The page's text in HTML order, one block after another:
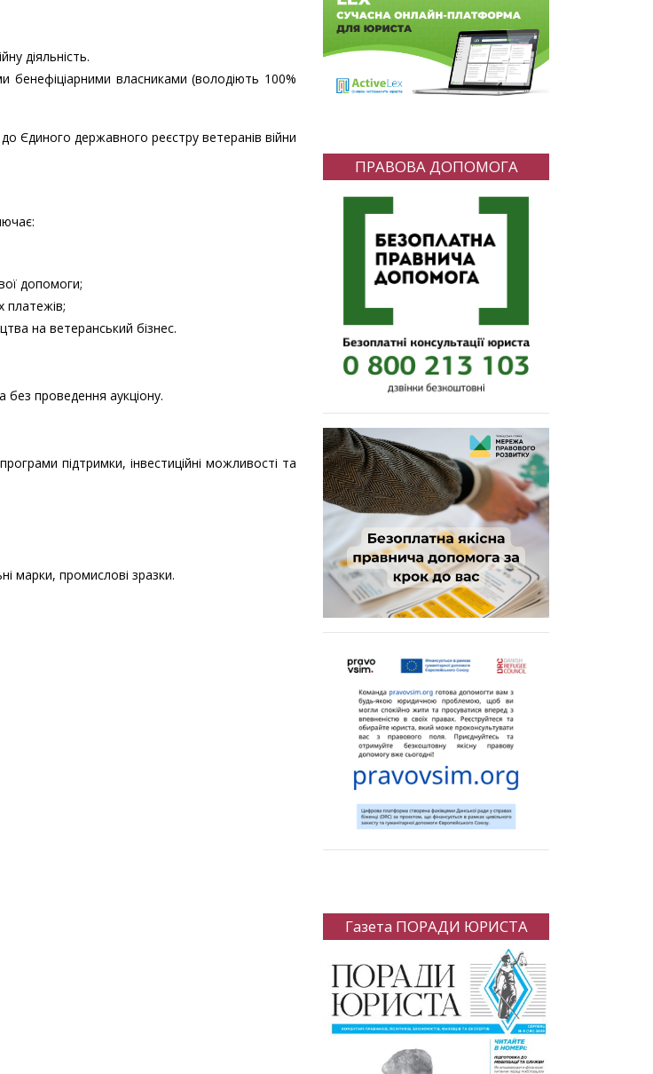
діяльність.
бенефіціарними власниками (володіють 100%
Єдиного державного реєстру ветеранів війни
допомоги;
платежів;
на ветеранський бізнес.
проведення аукціону.
підтримки, інвестиційні можливості та
марки, промислові зразки.
ПРАВОВА ДОПОМОГА
Газета ПОРАДИ ЮРИСТА